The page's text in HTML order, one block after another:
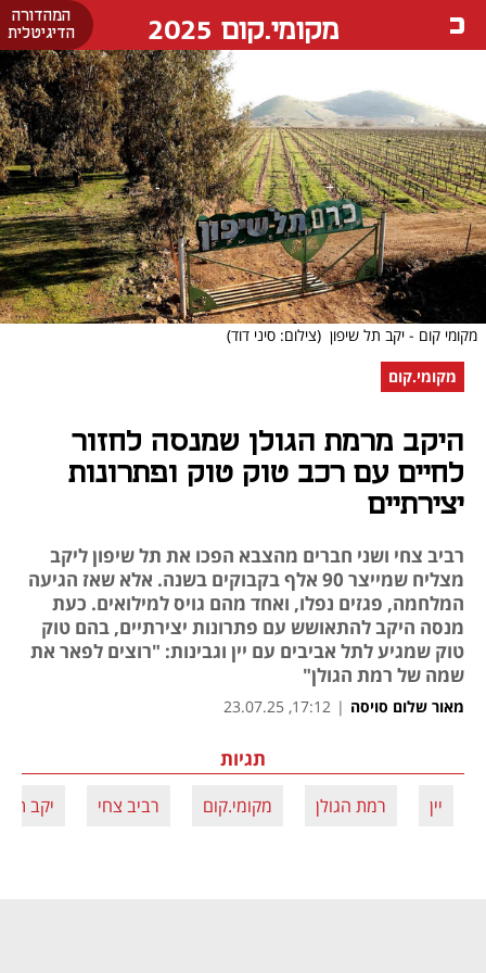
המהדורה
הדיגיטלית
מקומי.קום 2025
מקומי קום - יקב תל שיפון (צילום: סיני דוד)
מקומי.קום
היקב מרמת הגולן שמנסה לחזור
לחיים עם רכב טוק טוק ופתרונות
יצירתיים
רביב צחי ושני חברים מהצבא הפכו את תל שיפון ליקב
מצליח שמייצר 90 אלף בקבוקים בשנה. אלא שאז הגיעה
המלחמה, פגזים נפלו, ואחד מהם גויס למילואים. כעת
מנסה היקב להתאושש עם פתרונות יצירתיים, בהם טוק
טוק שמגיע לתל אביבים עם יין וגבינות: "רוצים לפאר את
שמה של רמת הגולן"
מאור שלום סויסה |
17:12, 23.07.25
תגיות
יין רמת הגולן מקומי.קום רביב צחי יקב תל